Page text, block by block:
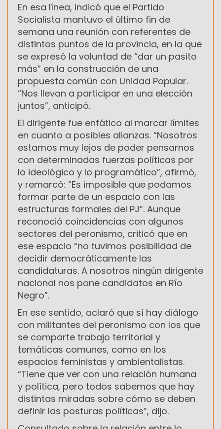
En esa línea, indicó que el Partido
Socialista mantuvo el último fin de
semana una reunión con referentes de
distintos puntos de la provincia, en la que
se expresó la voluntad de “dar un pasito
más” en la construcción de una
propuesta común con Unidad Popular.
“Nos llevan a participar en una elección
juntos”, anticipó.
El dirigente fue enfático al marcar límites
en cuanto a posibles alianzas. “Nosotros
estamos muy lejos de poder pensarnos
con determinadas fuerzas políticas por
lo ideológico y lo programático”, afirmó,
y remarcó: “Es imposible que podamos
formar parte de un espacio con las
estructuras formales del PJ”. Aunque
reconoció coincidencias con algunos
sectores del peronismo, criticó que en
ese espacio “no tuvimos posibilidad de
decidir democráticamente las
candidaturas. A nosotros ningún dirigente
nacional nos pone candidatos en Río
Negro”.
En ese sentido, aclaró que sí hay diálogo
con militantes del peronismo con los que
se comparte trabajo territorial y
temáticas comunes, como en los
espacios feministas y ambientalistas.
“Tiene que ver con una relación humana
y política, pero todos sabemos que hay
distintas miradas sobre cómo se deben
definir las posturas políticas”, dijo.